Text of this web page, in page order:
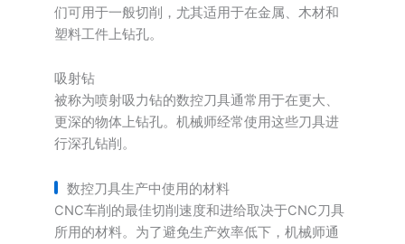
们可用于一般切削，尤其适用于在金属、木材和
塑料工件上钻孔。
吸射钻
被称为喷射吸力钻的数控刀具通常用于在更大、
更深的物体上钻孔。机械师经常使用这些刀具进
行深孔钻削。
数控刀具生产中使用的材料
CNC车削的最佳切削速度和进给取决于CNC刀具
所用的材料。为了避免生产效率低下，机械师通